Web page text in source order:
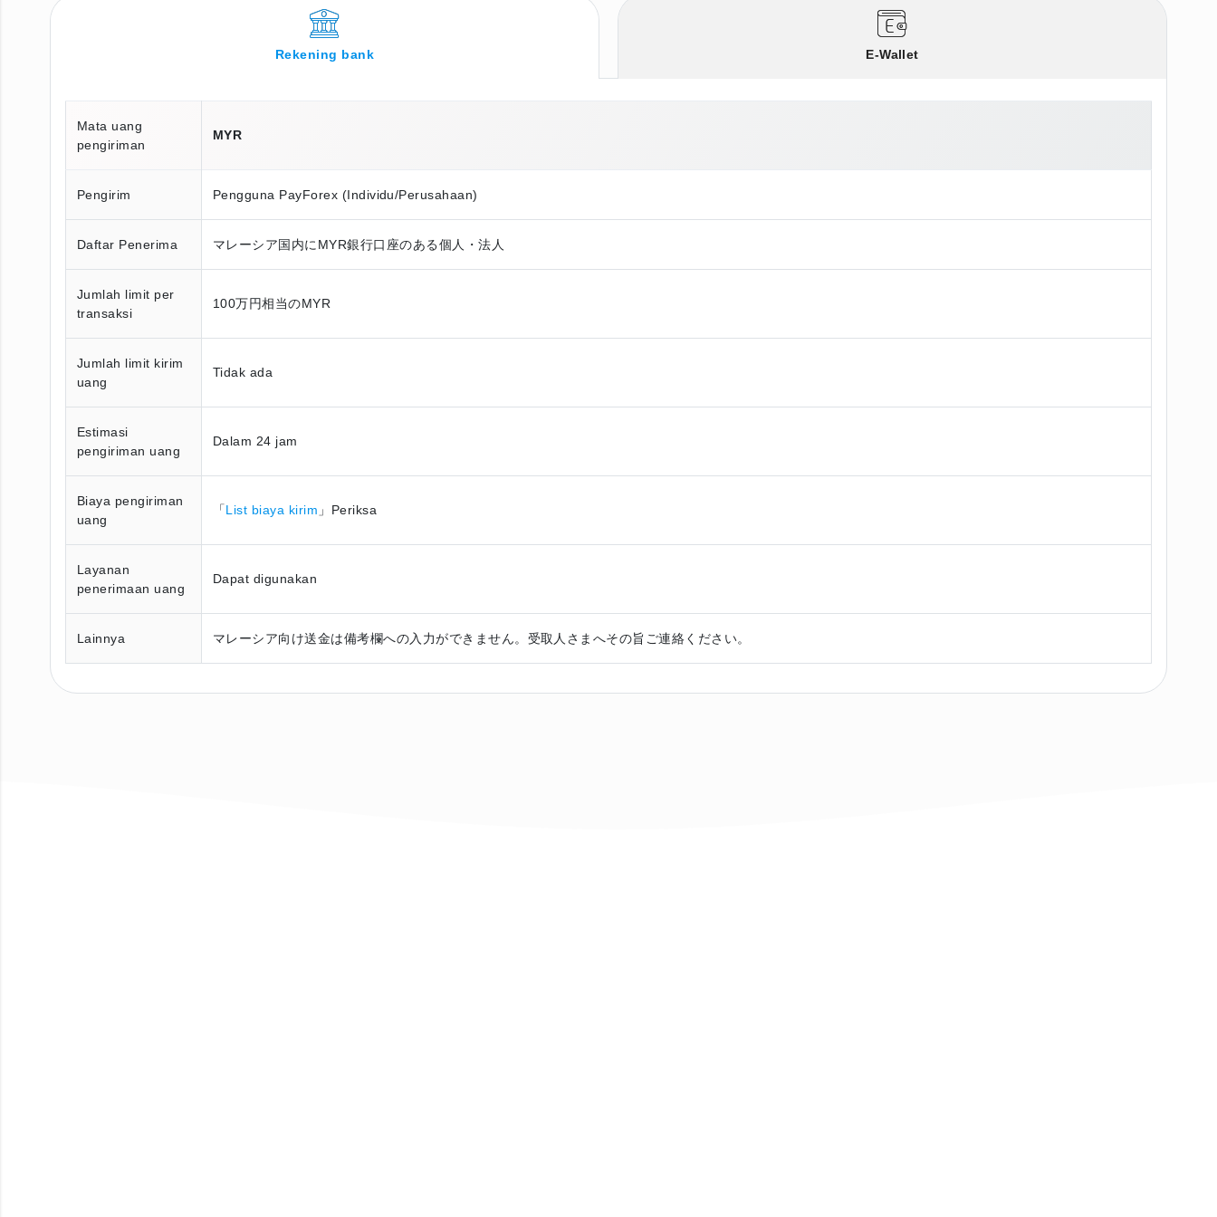
Rekening bank E-Wallet
Mata uang
pengiriman
MYR
Pengirim Pengguna PayForex (Individu/Perusahaan)
Daftar Penerima マレーシア国内にMYR銀行口座のある個人・法人
Jumlah limit per
transaksi
100万円相当のMYR
Jumlah limit kirim
uang
Tidak ada
Estimasi
pengiriman uang
Dalam 24 jam
Biaya pengiriman
uang
「List biaya kirim 」Periksa
Layanan
penerimaan uang
Dapat digunakan
Lainnya マレーシア向け送金は備考欄への入力ができません。受取人さまへその旨ご連絡ください。